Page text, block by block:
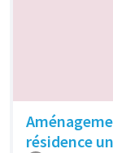
résidence